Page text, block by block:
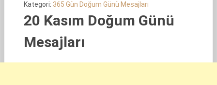
Kategori: 365 Gün Doğum Günü Mesajları
20 Kasım Doğum Günü
Mesajları